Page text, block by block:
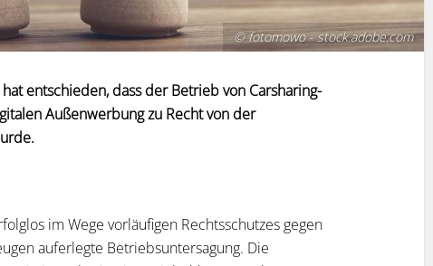
© fotomowo - stock.adobe.com
entschieden, dass der Betrieb von Carsharing-
Außenwerbung zu Recht von der
im Wege vorläufigen Rechtsschutzes gegen
auferlegte Betriebsuntersagung. Die